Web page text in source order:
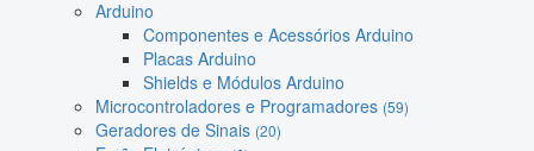
Arduino
Componentes e Acessórios Arduino
Placas Arduino
Shields e Módulos Arduino
Microcontroladores e Programadores (59)
Geradores de Sinais (20)